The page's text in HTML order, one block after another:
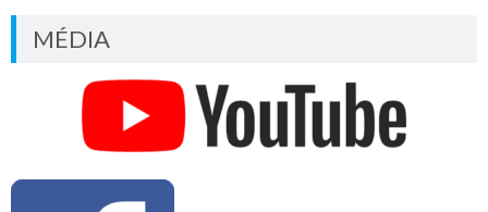
MÉDIA